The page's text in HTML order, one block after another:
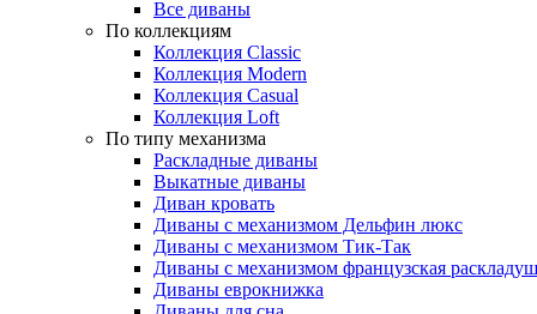
Все диваны
По коллекциям
Коллекция Classic
Коллекция Modern
Коллекция Casual
Коллекция Loft
По типу механизма
Раскладные диваны
Выкатные диваны
Диван кровать
Диваны с механизмом Дельфин люкс
Диваны с механизмом Тик-Так
Диваны с механизмом французская
Диваны еврокнижка